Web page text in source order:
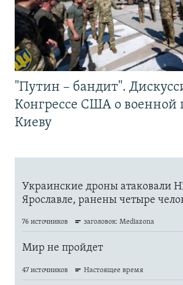
"Путин – бандит".
Конгрессе США о
Киеву